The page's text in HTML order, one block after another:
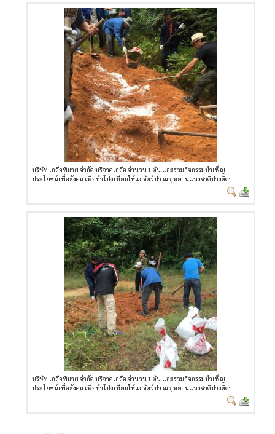
บริษัท เกลือพิมาย จำกัด บริจาคเกลือ จำนวน 1 ตัน และร่วมกิจกรรมบำเพ็ญ
ประโยชน์เพื่อสังคม เพื่อทำโป่งเทียมให้แก่สัตว์ป่า ณ อุทยานแห่งชาติปางสีดา
บริษัท เกลือพิมาย จำกัด บริจาคเกลือ จำนวน 1 ตัน และร่วมกิจกรรมบำเพ็ญ
ประโยชน์เพื่อสังคม เพื่อทำโป่งเทียมให้แก่สัตว์ป่า ณ อุทยานแห่งชาติปางสีดา